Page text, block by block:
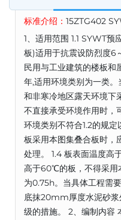
标准介绍： 15ZTG402
1、适用范围 1.1 SYWT
板)适用于抗震设防烈度6
民用与工业建筑的楼板和
年,适用环境类别为一类
和非寒冷地区露天环境下
不直接承受环境作用时，
环境类别不符合1.2的规
板采用本图集叠合板时，
处理。 1.4 板表面温度高
高于60℃的板，不得采用
为0.75h。当具体工程需
底抹20mm厚度水泥砂浆
级的措施。 2、编制内容